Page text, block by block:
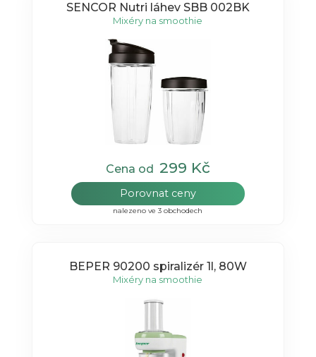
SENCOR Nutri láhev SBB 002BK
Mixéry na smoothie
Cena od 299 Kč
Porovnat ceny
nalezeno ve 3 obchodech
BEPER 90200 spiralizér 1l, 80W
Mixéry na smoothie